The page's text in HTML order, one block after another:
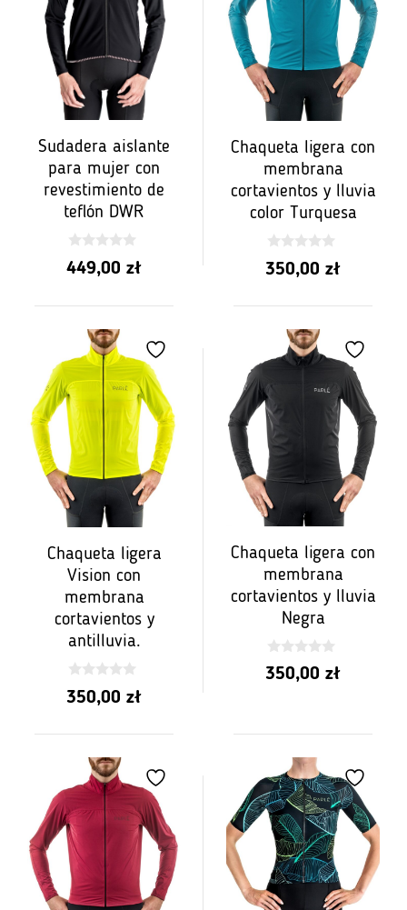
Sudadera aislante
para mujer con
revestimiento de
teflón DWR
0
z
449,00 zł
Chaqueta ligera con
membrana
cortavientos y lluvia
color Turquesa
0
z
350,00 zł
Chaqueta ligera
Vision con
membrana
cortavientos y
antilluvia.
0
z
350,00 zł
Chaqueta ligera con
membrana
cortavientos y lluvia
Negra
0
z
350,00 zł